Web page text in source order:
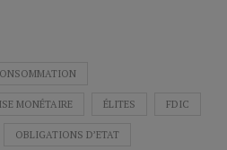
MONÉTAIRE ÉLITES FDIC
OBLIGATIONS D’ETAT